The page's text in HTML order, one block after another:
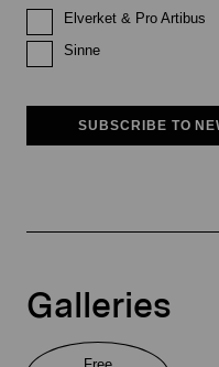
Elverket & Pro Artibus
Sinne
SUBSCRIBE TO
Galleries